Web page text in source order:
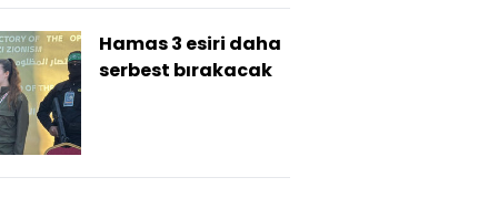
Hamas 3 esiri daha
serbest bırakacak